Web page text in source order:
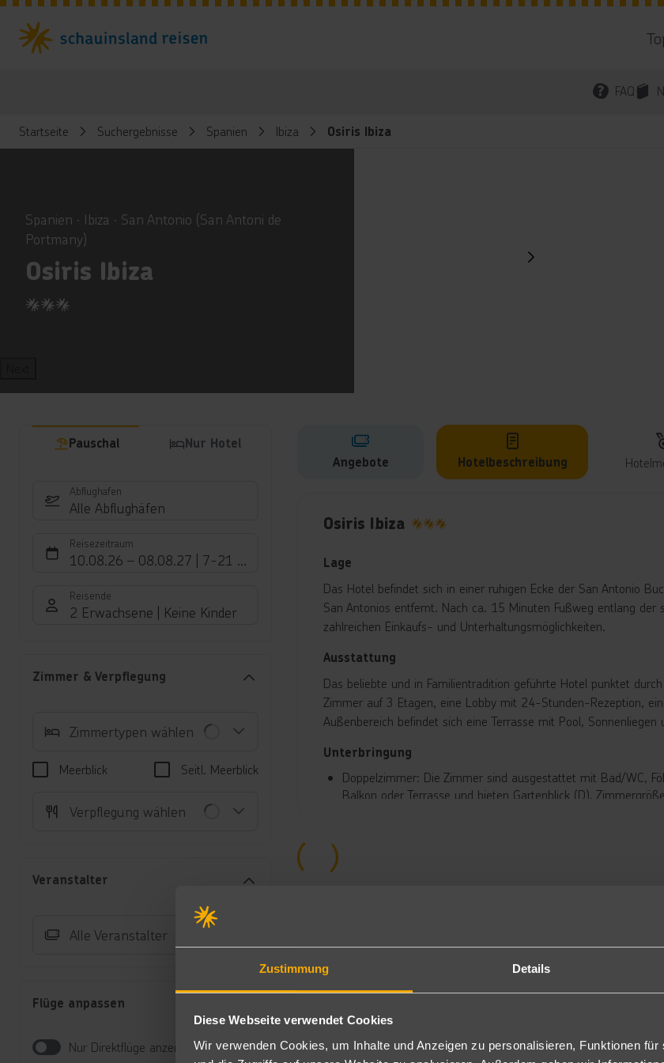
Zustimmung Details
Diese Webseite verwendet Cookies
Wir verwenden Cookies, um Inhalte und Anzeigen zu personalisieren, Funktionen
FAQ
Startseite Suchergebnisse Spanien Ibiza Osiris Ibiza
Spanien ∙ Ibiza ∙ San Antonio (San Antoni de
Portmany)
Osiris Ibiza
3
Pauschal Nur Hotel
Abflughafen
Alle Abflughäfen
Reisezeitraum
10.08.26 – 08.08.27 7-21 Nächte
Reisende
2 Erwachsene Keine Kinder
Zimmer & Verpflegung
Zimmertypen wählen
Meerblick Seitl. Meerblick
Verpflegung wählen
Veranstalter
Alle Veranstalter
Flüge anpassen
Nur Direktflüge anzeigen
Angebote Hotelbeschreibung
Osiris Ibiza
Lage
Das Hotel befindet sich in einer ruhigen Ecke der San Antonio
San Antonios entfernt. Nach ca. 15 Minuten Fußweg entlang
zahlreichen Einkaufs- und Unterhaltungsmöglichkeiten.
Ausstattung
Das beliebte und in Familientradition geführte Hotel punktet
Zimmer auf 3 Etagen, eine Lobby mit 24-Stunden-Rezeption,
Außenbereich befindet sich eine Terrasse mit Pool, Sonnenliegen
Unterbringung
Doppelzimmer: Die Zimmer sind ausgestattet mit Bad/WC,
Balkon oder Terrasse und bieten Gartenblick (D).
All-Inclusive
Fitnessraum und Beachvolleyballfeld.
Sport gegen Gebühr